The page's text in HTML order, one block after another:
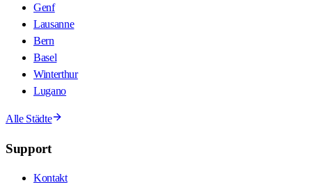
Genf
Lausanne
Bern
Basel
Winterthur
Lugano
Alle Städte
Support
Kontakt